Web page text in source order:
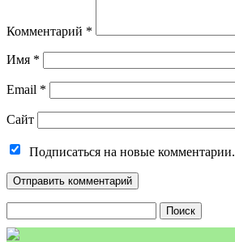
Комментарий *
Имя *
Email *
Сайт
Подписаться на новые комментарии.